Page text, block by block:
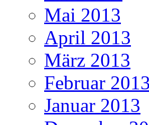
Mai 2013
April 2013
März 2013
Februar 2013
Januar 2013